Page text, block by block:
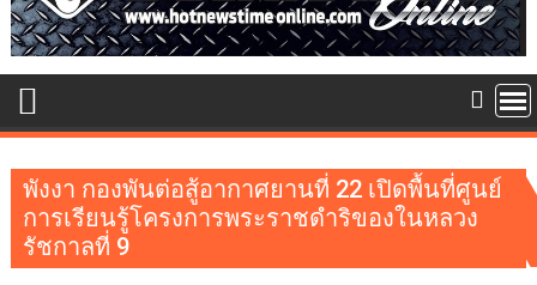
พังงา กองพันต่อสู้อากาศยานที่ 22 เปิดพื้นที่ศูนย์
การเรียนรู้โครงการพระราชดำริของในหลวง
รัชกาลที่ 9